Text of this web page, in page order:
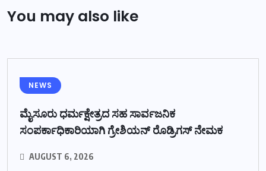
You may also like
NEWS
ಮೈಸೂರು ಧರ್ಮಕ್ಷೇತ್ರದ ಸಹ ಸಾರ್ವಜನಿಕ
ಸಂಪರ್ಕಾಧಿಕಾರಿಯಾಗಿ ಗ್ರೇಶಿಯನ್ ರೊಡ್ರಿಗಸ್ ನೇಮಕ
AUGUST 6, 2026